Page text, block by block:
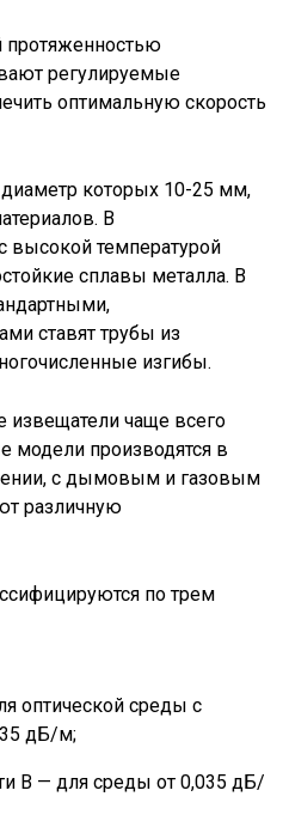
протяженностью
регулируемые
оптимальную скорость
диаметр которых 10-25 мм,
В
высокой температурой
сплавы металла. В
ставят трубы из
изгибы.
чаще всего
модели производятся в
с дымовым и газовым
различную
по трем
оптической среды с
дБ/м;
В — для среды от 0,035 дБ/